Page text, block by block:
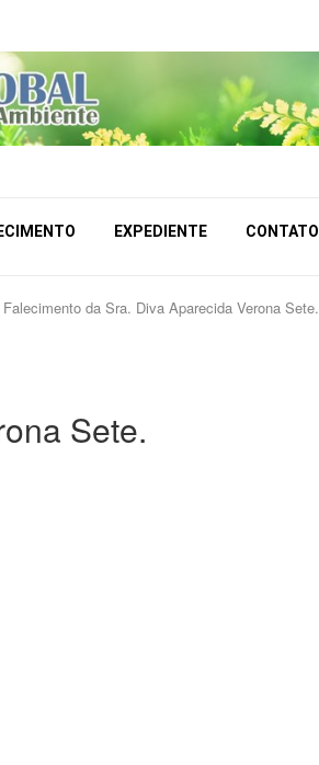
EXPEDIENTE CONTATO
Falecimento da Sra. Diva Aparecida Verona Sete.
Sete.